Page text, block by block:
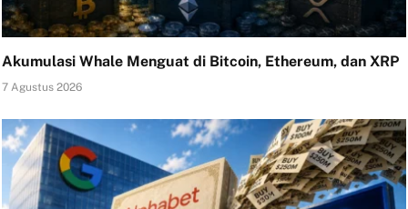
Akumulasi Whale Menguat di Bitcoin, Ethereum, dan XRP
7 Agustus 2026